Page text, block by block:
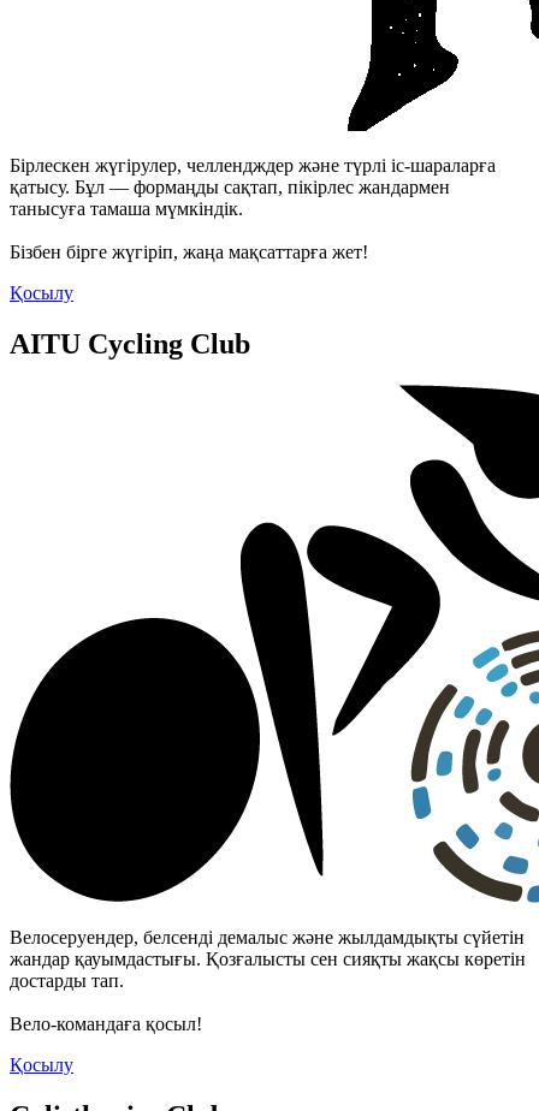
Бірлескен жүгірулер, челлендждер және түрлі іс-шараларға
қатысу. Бұл — формаңды сақтап, пікірлес жандармен
танысуға тамаша мүмкіндік.
Бізбен бірге жүгіріп, жаңа мақсаттарға жет!
Қосылу
AITU Cycling Club
Велосеруендер, белсенді демалыс және жылдамдықты сүйетін
жандар қауымдастығы. Қозғалысты сен сияқты жақсы көретін
достарды тап.
Вело-командаға қосыл!
Қосылу